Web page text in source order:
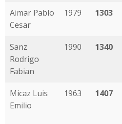
Aimar Pablo
Cesar
1979 1303
Sanz
Rodrigo
Fabian
1990 1340
Micaz Luis
Emilio
1963 1407